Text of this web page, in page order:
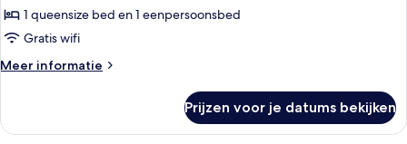
driepersoonskamer
laden
1 queensize bed en 1 eenpersoonsbed
Gratis wifi
Meer informatie
Meer
driepersoonskamer
Prijzen voor je datums bekijken